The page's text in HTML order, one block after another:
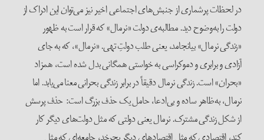
در لحظات پرشماری از جنبش‌های اجتماعی اخیر نیز می‌توان این ادراک از
دولت را به‌وضوح دید. مطالبه‌ی دولت «نرمال» که قرار است به ظهور
«زندگی نرمال» بیانجامد، یعنی طلب دولتِ تهی. «نرمال»، که به جای
آزادی و برابری و دموکراسی به خواستی همگانی بدل شده است، همزاد
«بحران» است. زندگی نرمال دقیقاً در برابر زندگی بحرانی معنا می‌یابد. اما
نرمال، به‌ظاهر ساده و بی‌ادعا، حامل یک حذف بزرگ است: حذف پرسش
از شکل زندگی مشترک. نرمال یعنی دولتی که مثل دولت‌های دیگر کار